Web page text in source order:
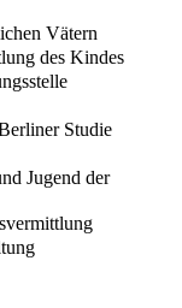
Vätern
des Kindes
Studie
Jugend der